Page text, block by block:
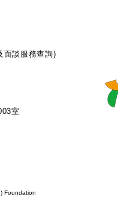
面談服務查詢)
室
Foundation